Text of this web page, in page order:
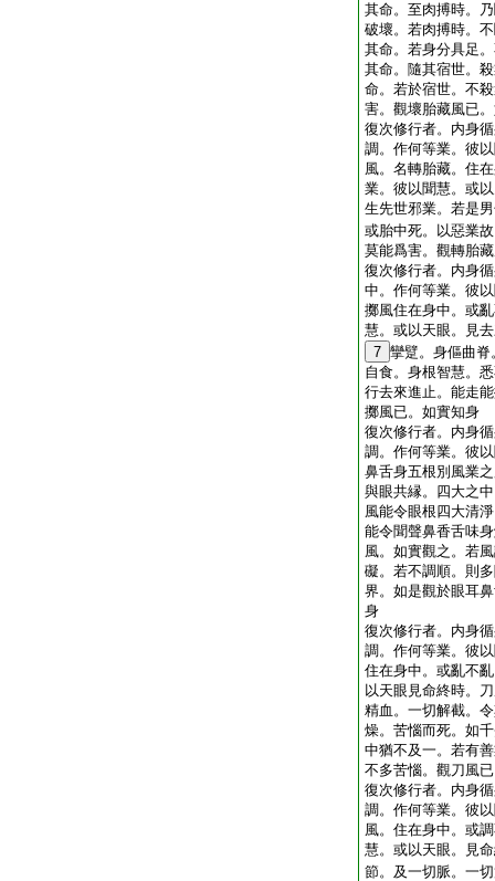
其命。至肉搏時。
破壞。若肉搏時。
其命。若身分具足
其命。隨其宿世。
命。若於宿世。不
害。觀壞胎藏風已
復次修行者。内身
調。作何等業。彼
風。名轉胎藏。住
業。彼以聞慧。或
生先世邪業。若是
或胎中死。以惡業
莫能爲害。觀轉胎
復次修行者。内身
中。作何等業。彼
擲風住在身中。或
慧。或以天眼。見
7 攣躄。身傴曲
自食。身根智慧。
行去來進止。能走
擲風已。如實知身
復次修行者。内身
調。作何等業。彼
鼻舌身五根別風業
與眼共縁。四大之
風能令眼根四大清
能令聞聲鼻香舌味
風。如實觀之。若
礙。若不調順。則
界。如是觀於眼耳
身
復次修行者。内身
調。作何等業。彼
住在身中。或亂不
以天眼見命終時。
精血。一切解截。
燥。苦惱而死。如
中猶不及一。若有
不多苦惱。觀刀風
復次修行者。内身
調。作何等業。彼
風。住在身中。或
慧。或以天眼。見
節。及一切脈。一